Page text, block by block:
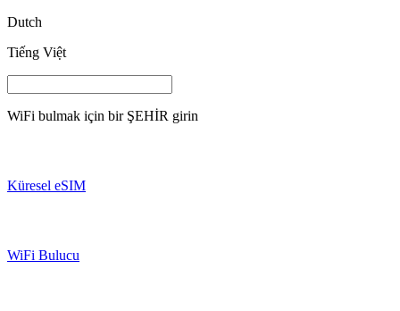
Dutch
Tiếng Việt
WiFi bulmak için bir ŞEHİR girin
Küresel eSIM
WiFi Bulucu